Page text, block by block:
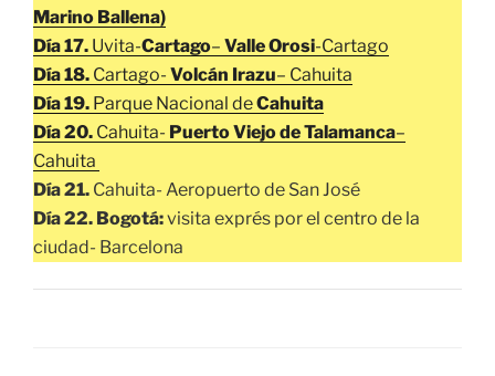
Marino Ballena)
Día 17. Uvita-Cartago– Valle Orosi-Cartago
Día 18. Cartago- Volcán Irazu– Cahuita
Día 19. Parque Nacional deCahuita
Día 20. Cahuita- Puerto Viejo de Talamanca–
Cahuita
Día 21. Cahuita- Aeropuerto de San José
Día 22. Bogotá:visita exprés por el centro de la
ciudad- Barcelona